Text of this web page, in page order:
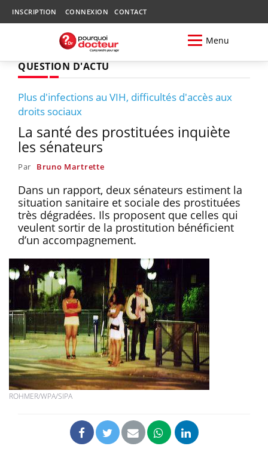
INSCRIPTION CONNEXION CONTACT
Menu
QUESTION D'ACTU
Plus d'infections au VIH, difficultés d'accès aux
droits sociaux
La santé des prostituées inquiète
les sénateurs
Par Bruno Martrette
Dans un rapport, deux sénateurs estiment la
situation sanitaire et sociale des prostituées
très dégradées. Ils proposent que celles qui
veulent sortir de la prostitution bénéficient
d’un accompagnement.
ROHMER/WPA/SIPA